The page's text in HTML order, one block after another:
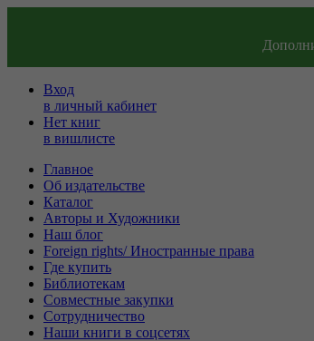
Вход
в личный кабинет
Нет книг
в вишлисте
Главное
Об издательстве
Каталог
Авторы и Художники
Наш блог
Foreign rights/ Иностранные права
Где купить
Библиотекам
Совместные закупки
Сотрудничество
Наши книги в соцсетях